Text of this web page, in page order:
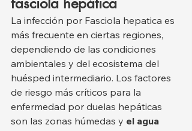
La infección por Fasciola hepatica es
más frecuente en ciertas regiones,
dependiendo de las condiciones
ambientales y del ecosistema del
huésped intermediario. Los factores
de riesgo más críticos para la
enfermedad por duelas hepáticas
son las zonas húmedas y el agua